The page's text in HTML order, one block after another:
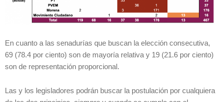
En cuanto a las senadurías que buscan la elección consecutiva,
69 (78.4 por ciento) son de mayoría relativa y 19 (21.6 por ciento)
son de representación proporcional.
Las y los legisladores podrán buscar la postulación por cualquiera